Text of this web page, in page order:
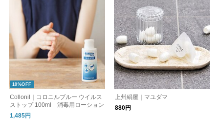
10%OFF
Collonil｜コロニルブルー ウイルス
ストップ 100ml 消毒用ローション
1,485円
上州絹屋｜マユダマ
880円